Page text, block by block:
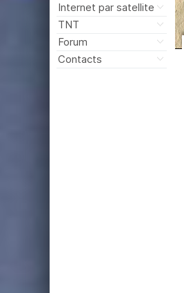
Internet par satellite
TNT
Forum
Contacts